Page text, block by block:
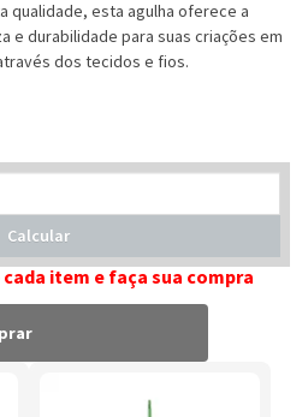
qualidade, esta agulha oferece a
e durabilidade para suas criações em
dos tecidos e fios.
Calcular
item e faça sua compra